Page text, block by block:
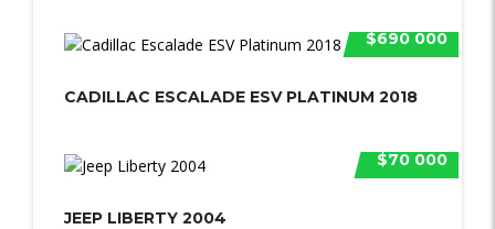
$690 000
CADILLAC ESCALADE ESV PLATINUM 2018
$70 000
JEEP LIBERTY 2004